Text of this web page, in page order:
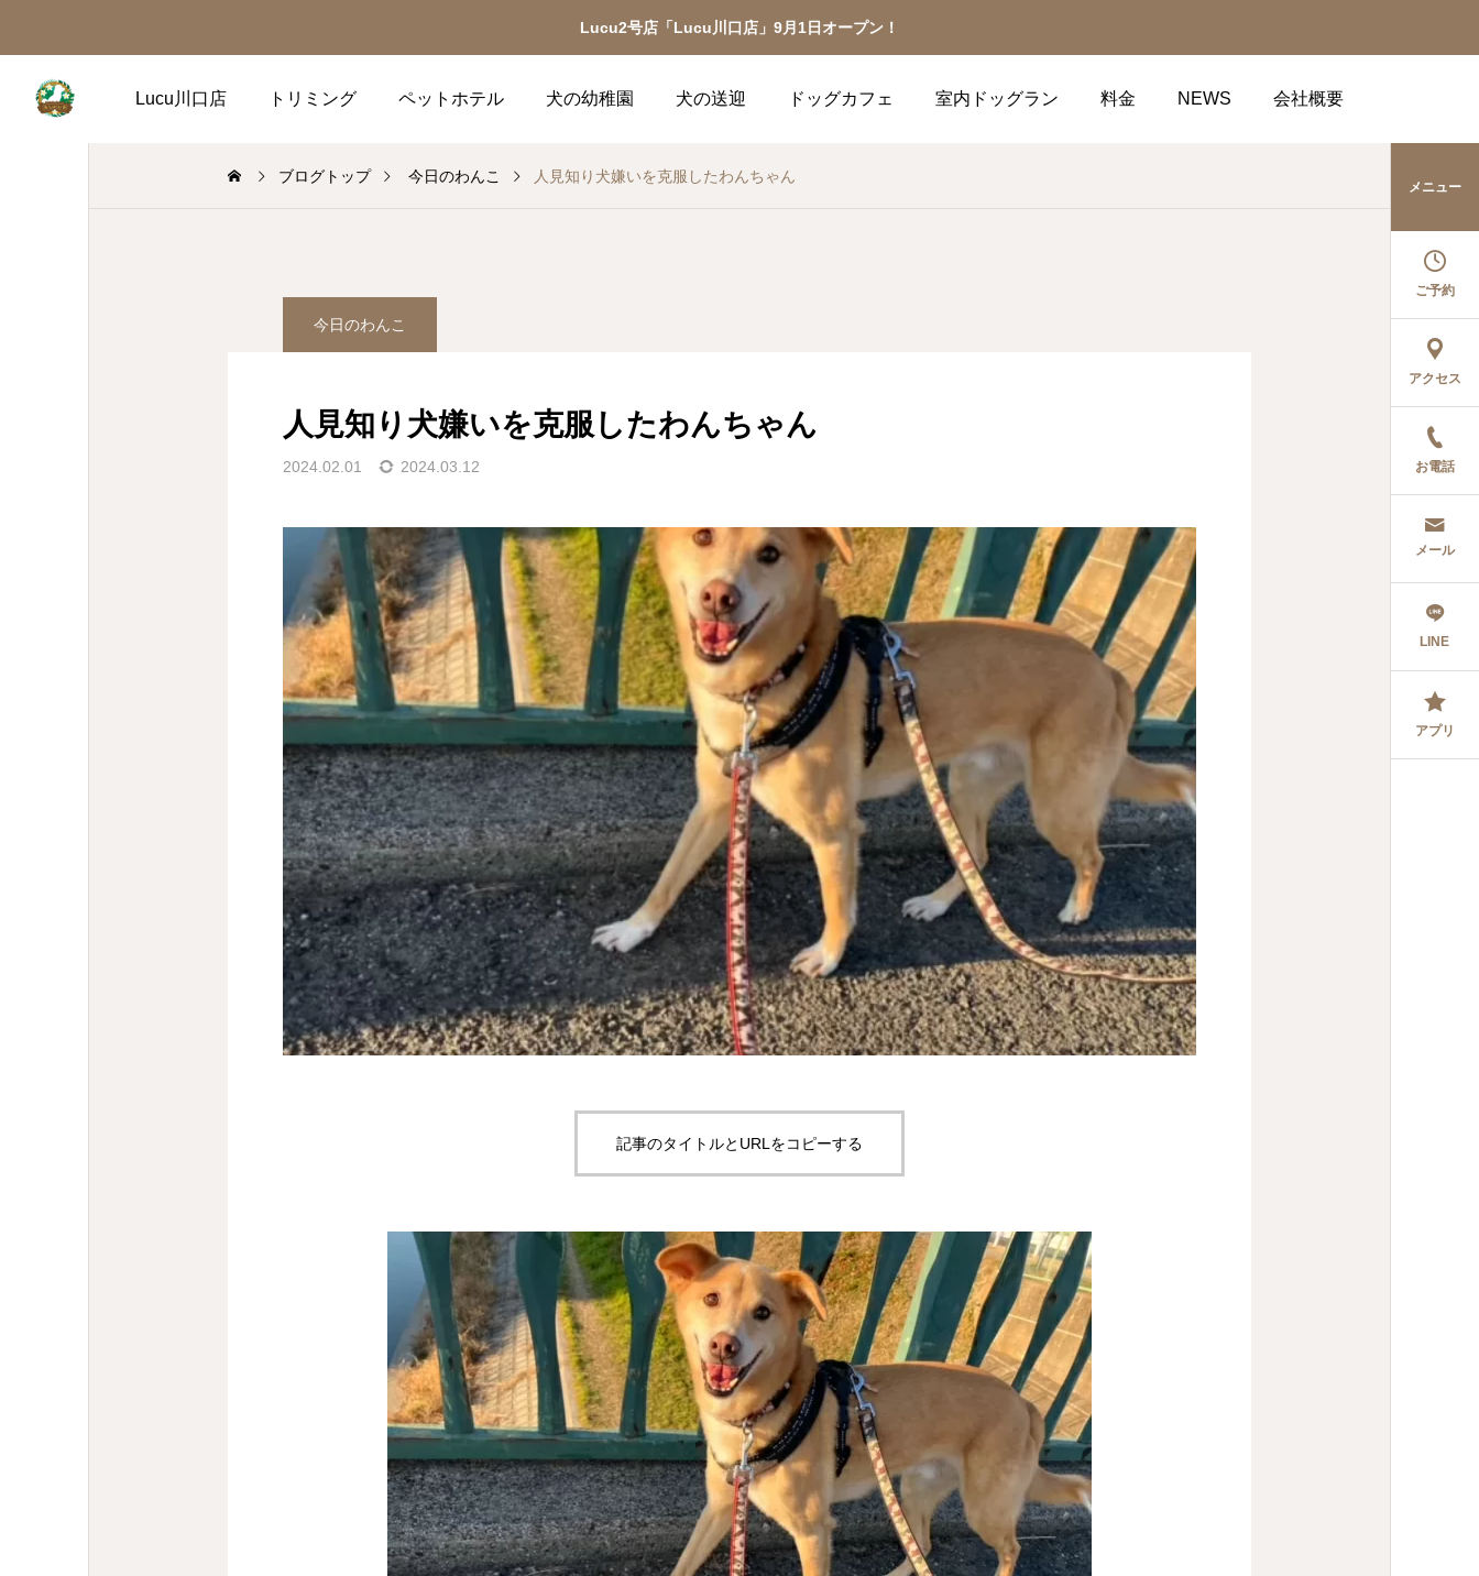
Lucu2号店「Lucu川口店」9月1日オープン！
Lucu川口店 トリミング ペットホテル 犬の幼稚園 犬の送迎 ドッグカフェ 室内ドッグラン 料金 NEWS 会社概要
メニュー
ご予約
アクセス
お電話
メール
LINE
アプリ
ブログトップ 今日のわんこ 人見知り犬嫌いを克服したわんちゃん
今日のわんこ
人見知り犬嫌いを克服したわんちゃん
2024.02.01 2024.03.12
記事のタイトルとURLをコピーする